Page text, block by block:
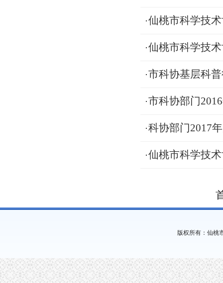
仙桃市科学技
仙桃市科学技
市科协基层科
市科协部门
科协部门2017
仙桃市科学技
版权所有：仙桃